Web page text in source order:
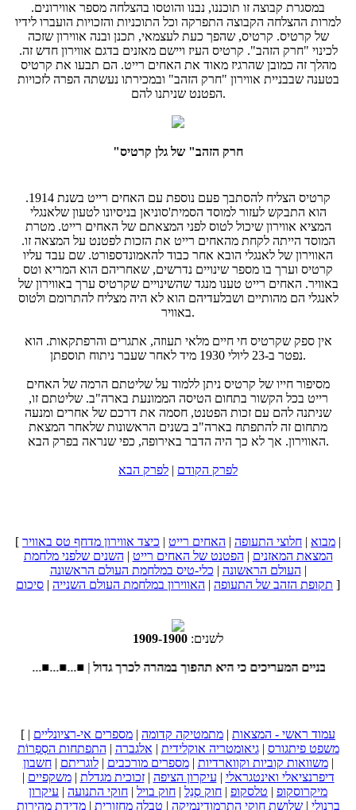
במסגרת קבוצה זו תוכננו, נבנו והוטסו בהצלחה מספר אווירונים.
למרות ההצלחה הקבוצה התפרקה וכל התוכניות והזכויות הועברו לידיו
של קרטיס. קרטיס, שהפך כעת לעצמאי, תכנן ובנה אווירון שזכה
לכינוי "חרק הזהב". קרטיס העיז ויישם מאזנים בדגם אווירון חדש זה.
מהלך זה כמובן שהרגיז מאוד את האחים רייט. הם תבעו את קרטיס
בטענה שבבניית אווירון "חרק הזהב" ובמכירתו נעשתה הפרה לזכויות
הפטנט שניתנו להם.
"חרק הזהב" של גלן קרטיס
קרטיס הצליח להסתבך פעם נוספת עם האחים רייט בשנת 1914.
הוא התבקש לעזור למוסד הסמית'סוניאן בניסיונו לטעון שלאנגלי
המציא אווירון שיכול לטוס לפני המצאתם של האחים רייט. מטרת
המוסד הייתה לקחת מהאחים רייט את הזכות לפטנט על המצאה זו.
האווירון של לאנגלי הובא אחר כבוד להאמונדספורט. שם עבד עליו
קרטיס וערך בו מספר שינויים נדרשים, שאחריהם הוא המריא וטס
באוויר. האחים רייט טענו מנגד שהשינויים שקרטיס ערך באווירון של
לאנגלי הם מהותיים ושבלעדיהם הוא לא היה מצליח להתרומם ולטוס
באוויר.
אין ספק שקרטיס חי חיים מלאי תעוזה, אתגרים והרפתקאות. הוא
נפטר ב-23 ליולי 1930 מיד לאחר שעבר ניתוח תוספתן.
מסיפור חייו של קרטיס ניתן ללמוד על שליטתם הרמה של האחים
רייט בכל הקשור בתחום הטיסה הממונעת בארה"ב. שליטתם זו,
שניתנה להם עם זכות הפטנט, חסמה את דרכם של אחרים ומנעה
מתחום זה להתפתח בארה"ב בשנים הראשונות שלאחר המצאת
האווירון. אך לא כך היה הדבר באירופה, כפי שנראה בפרק הבא.
לפרק הקודם | לפרק הבא
[ מבוא | חלוצי התעופה | האחים רייט | כיצד אווירון מדחף טס באוויר
|
המצאת המאזנים | הפטנט של האחים רייט | השנים שלפני מלחמת
העולם הראשונה | כלי-טיס במלחמת העולם הראשונה
|
תקופת הזהב של התעופה | האווירון במלחמת העולם השנייה | סיכום ]
לשנים: 1909-1900
■...■...■...■...■ |
[ עמוד ראשי - המצאות | מתמטיקה קדומה | מספרים אי-רציונליים |
משפט פיתגורס |גיאומטריה אוקלידית | אלגברה | התפתחות הסְפַרוֹת
|משוואות קוביות וקווארדיות |מספרים מורכבים |לוגריתם |חשבון
דיפרנציאלי ואינטגראלי | עיקרון הציפה |זכוכית מגדלת |משקפיים |
מיקרוסקופ | טלסקופ | חוק סְנֵל | חוק בויל | חוקי התנועה | עיקרון
ברנולי |שלושת חוקי התרמודינמיקה | טבלה מחזורית |מדידת מהירות